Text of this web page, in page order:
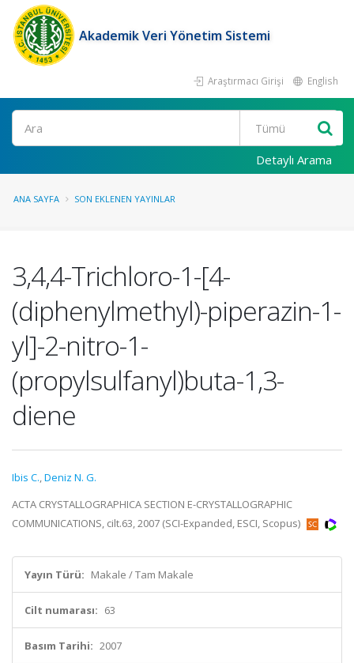
Akademik Veri Yönetim Sistemi
Araştırmacı Girişi English
Ara
Detaylı Arama
ANA SAYFA SON EKLENEN YAYINLAR
3,4,4-Trichloro-1-[4-
(diphenylmethyl)-piperazin-1-
yl]-2-nitro-1-
(propylsulfanyl)buta-1,3-
diene
Ibis C.,Deniz N. G.
ACTA CRYSTALLOGRAPHICA SECTION E-CRYSTALLOGRAPHIC
COMMUNICATIONS, cilt.63, 2007 (SCI-Expanded, ESCI, Scopus)
Yayın Türü: Makale / Tam Makale
Cilt numarası: 63
Basım Tarihi: 2007